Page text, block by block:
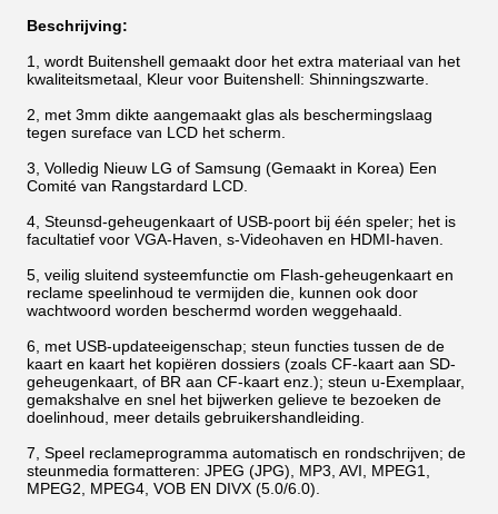
Beschrijving:
1, wordt Buitenshell gemaakt door het extra materiaal van het
kwaliteitsmetaal, Kleur voor Buitenshell: Shinningszwarte.
2, met 3mm dikte aangemaakt glas als beschermingslaag
tegen sureface van LCD het scherm.
3, Volledig Nieuw LG of Samsung (Gemaakt in Korea) Een
Comité van Rangstardard LCD.
4, Steunsd-geheugenkaart of USB-poort bij één speler; het is
facultatief voor VGA-Haven, s-Videohaven en HDMI-haven.
5, veilig sluitend systeemfunctie om Flash-geheugenkaart en
reclame speelinhoud te vermijden die, kunnen ook door
wachtwoord worden beschermd worden weggehaald.
6, met USB-updateeigenschap; steun functies tussen de de
kaart en kaart het kopiëren dossiers (zoals CF-kaart aan SD-
geheugenkaart, of BR aan CF-kaart enz.); steun u-Exemplaar,
gemakshalve en snel het bijwerken gelieve te bezoeken de
doelinhoud, meer details gebruikershandleiding.
7, Speel reclameprogramma automatisch en rondschrijven; de
steunmedia formatteren: JPEG (JPG), MP3, AVI, MPEG1,
MPEG2, MPEG4, VOB EN DIVX (5.0/6.0).